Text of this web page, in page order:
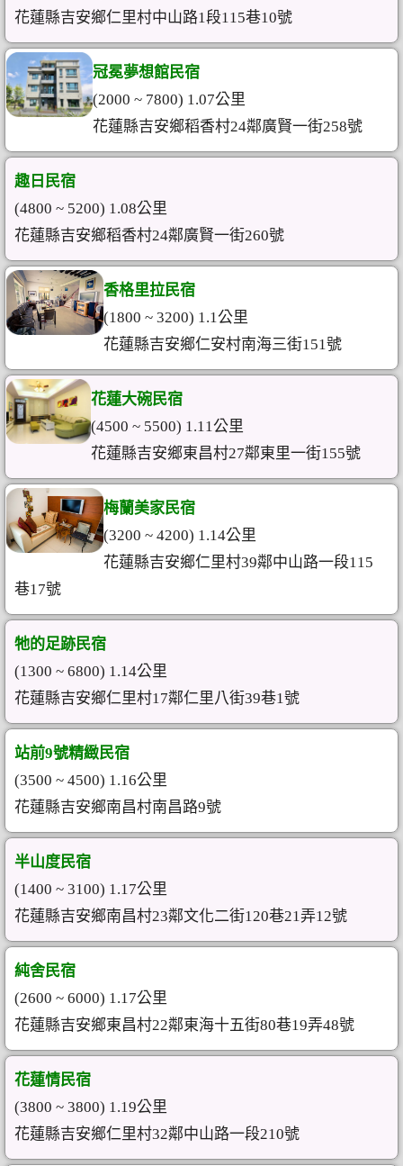
花蓮縣吉安鄉仁里村中山路1段115巷10號
冠冕夢想館民宿
(2000 ~ 7800) 1.07公里
花蓮縣吉安鄉稻香村24鄰廣賢一街258號
趣日民宿
(4800 ~ 5200) 1.08公里
花蓮縣吉安鄉稻香村24鄰廣賢一街260號
香格里拉民宿
(1800 ~ 3200) 1.1公里
花蓮縣吉安鄉仁安村南海三街151號
花蓮大碗民宿
(4500 ~ 5500) 1.11公里
花蓮縣吉安鄉東昌村27鄰東里一街155號
梅蘭美家民宿
(3200 ~ 4200) 1.14公里
花蓮縣吉安鄉仁里村39鄰中山路一段115
巷17號
牠的足跡民宿
(1300 ~ 6800) 1.14公里
花蓮縣吉安鄉仁里村17鄰仁里八街39巷1號
站前9號精緻民宿
(3500 ~ 4500) 1.16公里
花蓮縣吉安鄉南昌村南昌路9號
半山度民宿
(1400 ~ 3100) 1.17公里
花蓮縣吉安鄉南昌村23鄰文化二街120巷21弄12號
純舍民宿
(2600 ~ 6000) 1.17公里
花蓮縣吉安鄉東昌村22鄰東海十五街80巷19弄48號
花蓮情民宿
(3800 ~ 3800) 1.19公里
花蓮縣吉安鄉仁里村32鄰中山路一段210號